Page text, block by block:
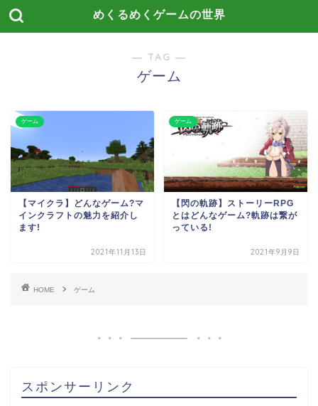
めくるめくゲームの世界
― TAG ―
ゲーム
ゲーム
【マイクラ】どんなゲーム?マ
インクラフトの魅力を紹介し
ます!
2021年11月13日
ゲーム
【閃の軌跡】ストーリーRPG
とはどんなゲーム?軌跡は繋が
っている!
2021年9月9日
HOME ゲーム
スポンサーリンク